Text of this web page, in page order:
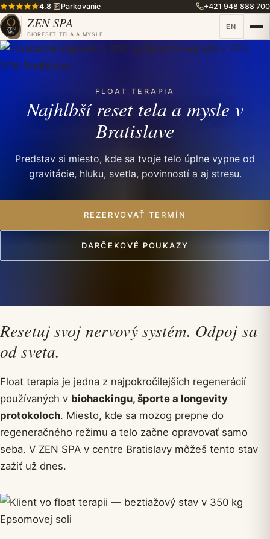
4.8· Parkovanie +421 948 888 700
ZEN SPA
BIORESET TELA A MYSLE
EN
FLOAT TERAPIA
Najhlbší reset tela a mysle v
Bratislave
Predstav si miesto, kde sa tvoje telo úplne vypne od
gravitácie, hluku, svetla, povinností a aj stresu.
REZERVOVAŤ TERMÍN
DARČEKOVÉ POUKAZY
Resetuj svoj nervový systém. Odpoj sa
od sveta.
Float terapia je jedna z najpokročilejších regenerácií
používaných v biohackingu, športe a longevity
protokoloch. Miesto, kde sa mozog prepne do
regeneračného režimu a telo začne opravovať samo
seba. V ZEN SPA v centre Bratislavy môžeš tento stav
zažiť už dnes.